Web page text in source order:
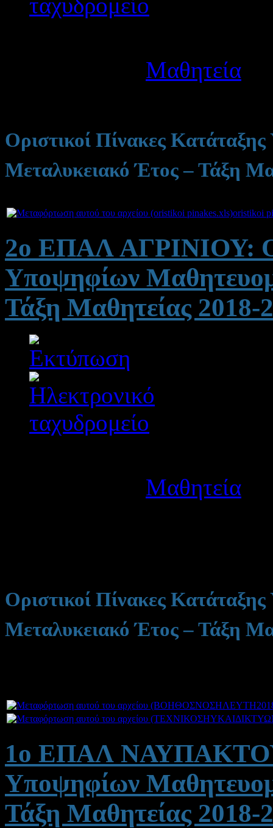
Μαθητεία
Οριστικοί Πίνακες
Μεταλυκειακό Έτος – Τάξη
oristikoi
2ο ΕΠΑΛ ΑΓΡΙΝΙΟΥ:
Υποψηφίων
Τάξη Μαθητείας 2018-
Μαθητεία
Οριστικοί Πίνακες
Μεταλυκειακό Έτος – Τάξη
1o ΕΠΑΛ ΝΑΥΠΑΚΤΟΥ:
Υποψηφίων
Τάξη Μαθητείας 2018-